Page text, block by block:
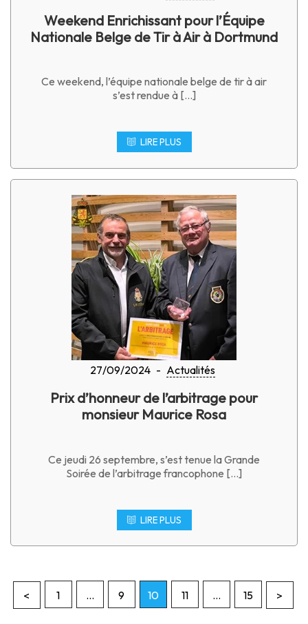
Weekend Enrichissant pour l’Équipe
Nationale Belge de Tir à Air à Dortmund
Ce weekend, l’équipe nationale belge de tir à air
s’est rendue à […]
LIRE PLUS
27/09/2024 - Actualités
Prix d’honneur de l’arbitrage pour
monsieur Maurice Rosa
Ce jeudi 26 septembre, s’est tenue la Grande
Soirée de l’arbitrage francophone […]
LIRE PLUS
< 1 … 9 10 11 … 15 >